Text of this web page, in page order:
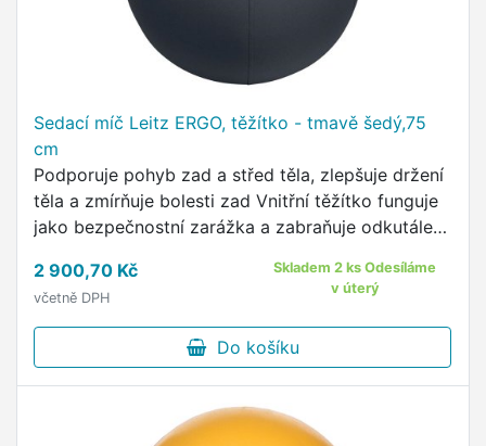
Sedací míč Leitz ERGO, těžítko - tmavě šedý,75
cm
Podporuje pohyb zad a střed těla, zlepšuje držení
těla a zmírňuje bolesti zad Vnitřní těžítko funguje
jako bezpečnostní zarážka a zabraňuje odkutálení
…
2 900,70 Kč
včetně DPH
Skladem 2 ks Odesíláme
v úterý
Do košíku